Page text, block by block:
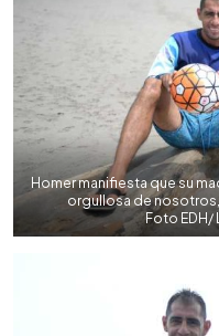
Homer manifiesta que su
orgullosa de
Foto EDH/